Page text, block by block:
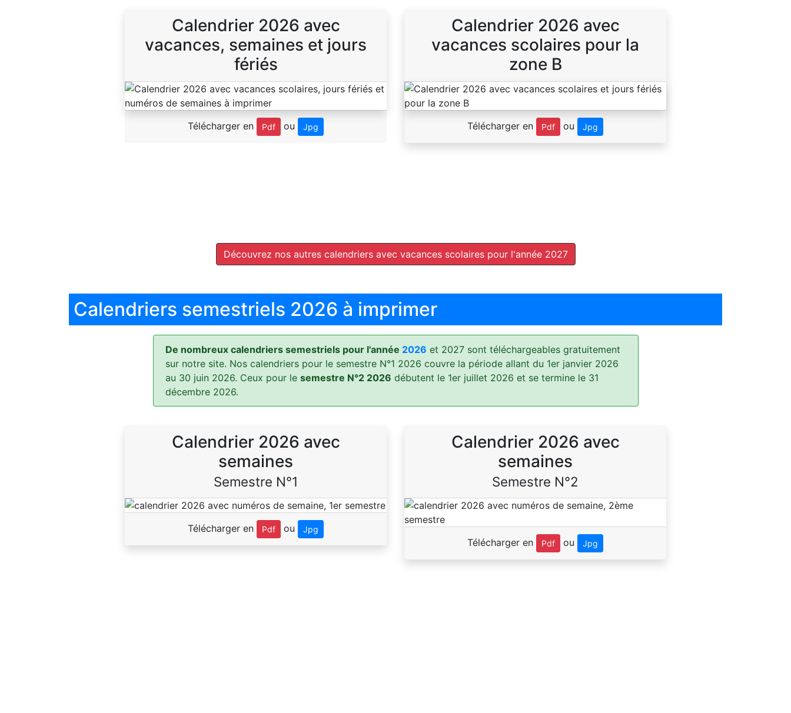
Calendrier 2026 avec
vacances, semaines et jours
fériés
Télécharger en Pdf ou Jpg
Calendrier 2026 avec
vacances scolaires pour la
zone B
Télécharger en Pdf ou Jpg
Découvrez nos autres calendriers avec vacances scolaires pour l'année 2027
Calendriers semestriels 2026 à imprimer
De nombreux calendriers semestriels pour l'année 2026 et 2027 sont téléchargeables gratuitement
sur notre site. Nos calendriers pour le semestre N°1 2026 couvre la période allant du 1er janvier 2026
au 30 juin 2026. Ceux pour le semestre N°2 2026 débutent le 1er juillet 2026 et se termine le 31
décembre 2026.
Calendrier 2026 avec
semaines
Semestre N°1
Télécharger en Pdf ou Jpg
Calendrier 2026 avec
semaines
Semestre N°2
Télécharger en Pdf ou Jpg